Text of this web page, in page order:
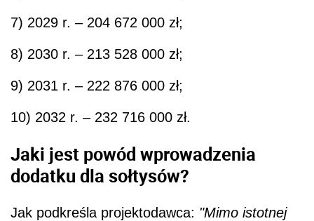
7) 2029 r. – 204 672 000 zł;
8) 2030 r. – 213 528 000 zł;
9) 2031 r. – 222 876 000 zł;
10) 2032 r. – 232 716 000 zł.
Jaki jest powód wprowadzenia
dodatku dla sołtysów?
Jak podkreśla projektodawca: "Mimo istotnej